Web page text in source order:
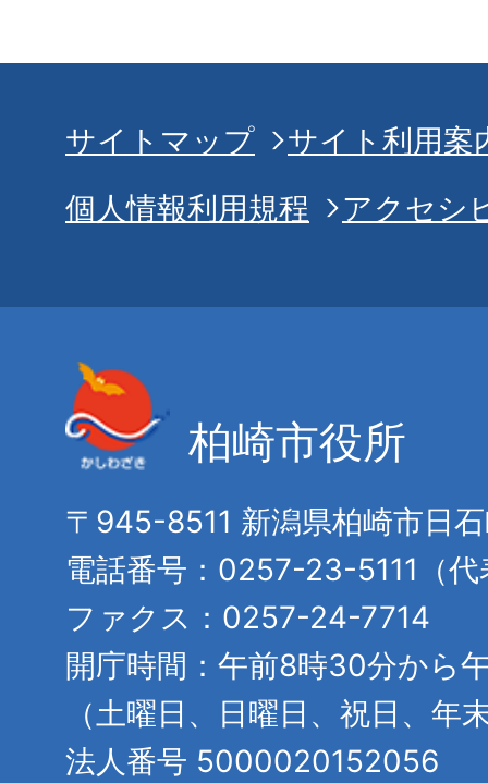
サイトマップ
サイト利用案
個人情報利用規程
アクセシ
柏崎市役所
〒945-8511 新潟県柏崎市日
電話番号：0257-23-5111（代
ファクス：0257-24-7714
開庁時間：午前8時30分から
（土曜日、日曜日、祝日、年
法人番号 5000020152056